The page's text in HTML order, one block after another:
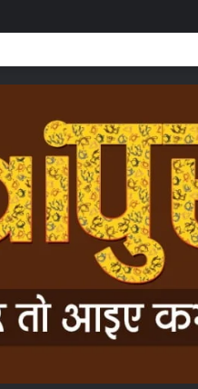
रैक उपलब्ध कराने का किया आग्रह